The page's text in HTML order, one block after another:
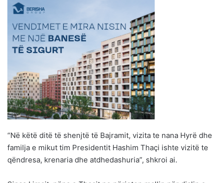
“Në këtë ditë të shenjtë të Bajramit, vizita te nana Hyrë dhe
familja e mikut tim Presidentit Hashim Thaçi ishte vizitë te
qëndresa, krenaria dhe atdhedashuria”, shkroi ai.